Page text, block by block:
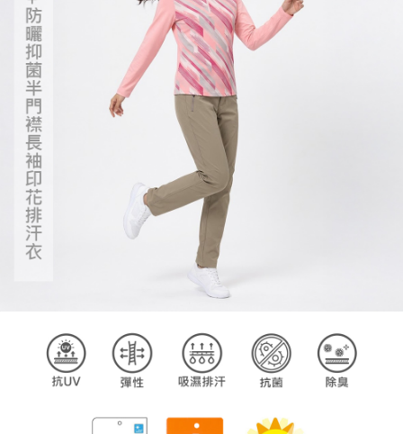
１．透過由恩沛科技股份有限公司提供之「AFTEE先享後付」服務完成之交
易，需依本服務之必要範圍內提供個人資料，並將交易相關給付款項請求債
權轉讓予恩沛科技股份有限公司。
２．關於個人資料處理事宜，請瀏覽以下網址：
https://aftee.tw/terms/#terms3
３．未成年的使用者請事先徵得法定代理人或監護人之同意方可使用
「AFTEE先享後付」，若未經同意申辦者引起之損失，本公司不負相關責
任。
４．使用「AFTEE先享後付」時，將依據個別帳號之用戶狀況，依本公司即
時審查核予不同之上限額度；若仍有額度不足之情形，本公司將視審查結果
請求用戶進行身份認證。
５．嚴禁一人註冊多個帳號或使用他人資訊註冊。若發現惡意使用之情形，
恩沛科技股份有限公司將有權停止該用戶之使用額度並採取法律行動。
貨到付款
每筆NT$130，滿NT$3,000(含以上)免運費